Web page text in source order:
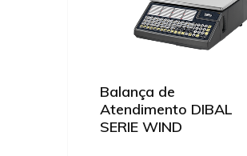
Balança de
Atendimento DIBAL
SERIE WIND